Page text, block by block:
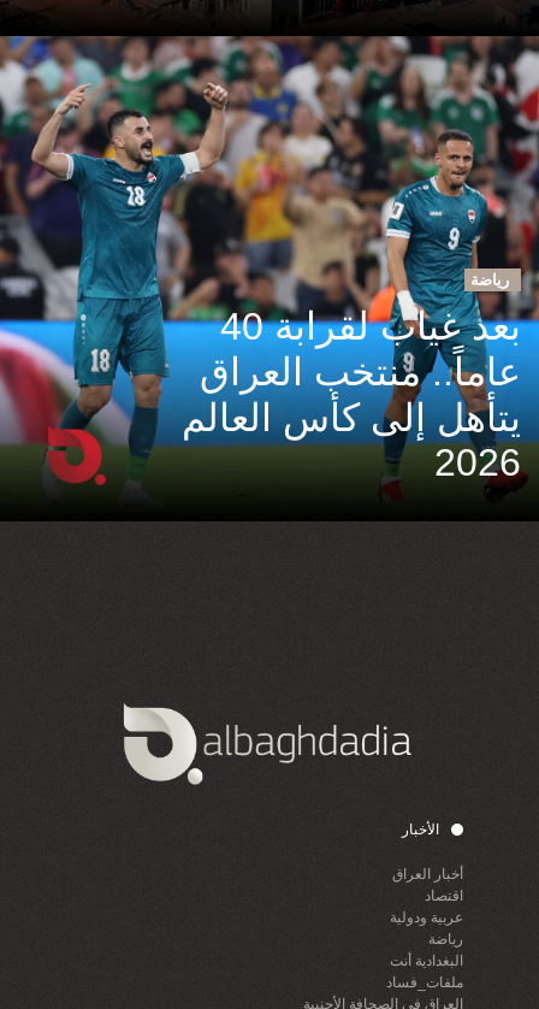
رياضة
بعد غياب لقرابة 40
عاماً.. منتخب العراق
يتأهل إلى كأس العالم
2026
الأخبار
أخبار العراق
اقتصاد
عربية ودولية
رياضة
البغدادية أنت
ملفات_فساد
العراق في الصحافة الأجنبية